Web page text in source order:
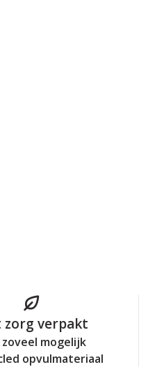
zorg verpakt
mogelijk
opvulmateriaal